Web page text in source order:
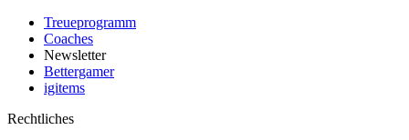
Treueprogramm
Coaches
Newsletter
Bettergamer
igitems
Rechtliches